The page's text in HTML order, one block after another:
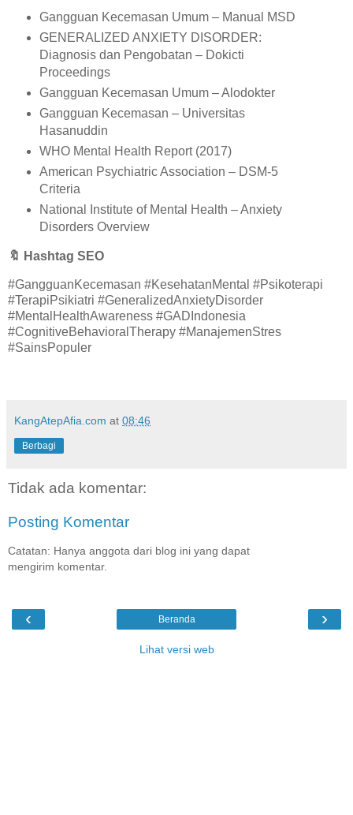
Gangguan Kecemasan Umum – Manual MSD
GENERALIZED ANXIETY DISORDER:
Diagnosis dan Pengobatan – Dokicti
Proceedings
Gangguan Kecemasan Umum – Alodokter
Gangguan Kecemasan – Universitas
Hasanuddin
WHO Mental Health Report (2017)
American Psychiatric Association – DSM-5
Criteria
National Institute of Mental Health – Anxiety
Disorders Overview
🔖 Hashtag SEO
#GangguanKecemasan #KesehatanMental #Psikoterapi
#TerapiPsikiatri #GeneralizedAnxietyDisorder
#MentalHealthAwareness #GADIndonesia
#CognitiveBehavioralTherapy #ManajemenStres
#SainsPopuler
KangAtepAfia.com at 08:46
Berbagi
Tidak ada komentar:
Posting Komentar
Catatan: Hanya anggota dari blog ini yang dapat
mengirim komentar.
‹ ›
Beranda
Lihat versi web